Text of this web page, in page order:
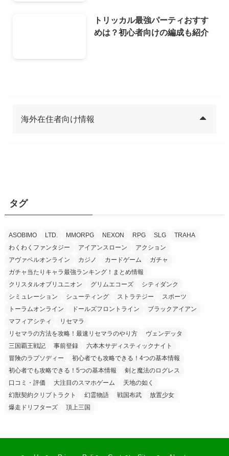
トリッカル最強パーティおすす
めは？初心者向けの編成も紹介
海外在住者向け情報
タグ
ASOBIMO LTD. MMORPG NEXON RPG SLG
TRAHA
わくわくファンタジー
アイアンスローン
アクション
アヴァベルオンライン
カジノ カードゲーム
ガチャ
ガチャ当たりキャラ最強ランキング！まとめ情報
クリスタルオブリユニオン
グリムエコーズ
シティダンク
シミュレーション
シューティング ストラテジー
スポーツ
トーラムオンライン
ドールズフロントライン
ブラックアイアン
マフィアシティ
リセマラ
リセマラの方法を攻略！最速リセマラのやり方
ヴェンデッタ
三国覇王戦記
事前登録
六本木サディスティックナイト
冒険のラプソディー
初心者でも攻略できる！4つの基本情報
初心者でも攻略できる！5つの基本情報
剣と魔法のログレス
口コミ・評価
大注目のスマホゲーム
天地の如く
幻獣契約クリプトラクト
幻霊物語 戦国布武
放置少女
爆走ドリフターズ
頂上三国